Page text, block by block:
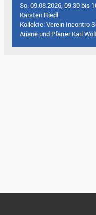
So. 09.08.2026, 09.30 bis
Karsten Riedl
Kollekte: Verein Incontro
Ariane und Pfarrer Karl